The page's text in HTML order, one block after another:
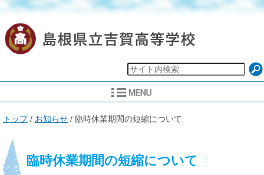
現
位
置：
トップ/ お知らせ / 臨時休業期間の短縮について
臨時休業期間の短縮について